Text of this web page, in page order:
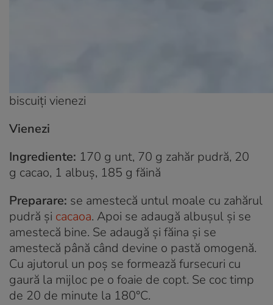
biscuiți vienezi
Vienezi
Ingrediente: 170 g unt, 70 g zahăr pudră, 20
g cacao, 1 albuș, 185 g făină
Preparare: se amestecă untul moale cu zahărul
pudră și cacaoa. Apoi se adaugă albușul și se
amestecă bine. Se adaugă și făina și se
amestecă până când devine o pastă omogenă.
Cu ajutorul un poș se formează fursecuri cu
gaură la mijloc pe o foaie de copt. Se coc timp
de 20 de minute la 180°C.